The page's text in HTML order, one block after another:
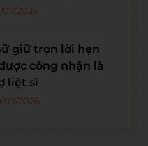
07/2026
giữ trọn lời hẹn
công nhận là
liệt sĩ
07/2026